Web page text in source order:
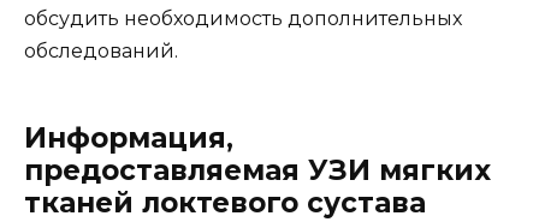
обсудить необходимость дополнительных
обследований.
Информация,
предоставляемая УЗИ мягких
тканей локтевого сустава